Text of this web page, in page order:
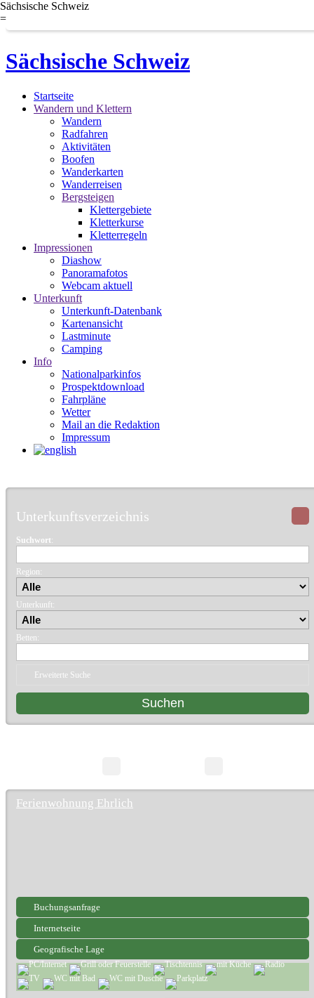
Sächsische Schweiz
=
Sächsische Schweiz
Startseite
Wandern und Klettern
Wandern
Radfahren
Aktivitäten
Boofen
Wanderkarten
Wanderreisen
Bergsteigen
Klettergebiete
Kletterkurse
Kletterregeln
Impressionen
Diashow
Panoramafotos
Webcam aktuell
Unterkunft
Unterkunft-Datenbank
Kartenansicht
Lastminute
Camping
Info
Nationalparkinfos
Prospektdownload
Fahrpläne
Wetter
Mail an die Redaktion
Impressum
Unterkunftsverzeichnis
Suchwort:
Region:
Unterkunft:
Betten:
Erweiterte Suche
Ferienwohnung Ehrlich
Buchungsanfrage
Internetseite
Geografische Lage